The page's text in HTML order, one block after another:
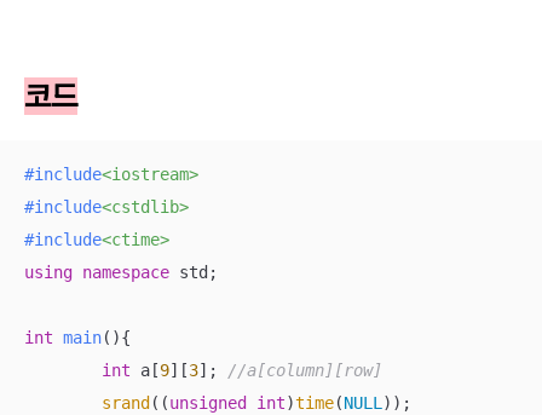
코드
#include<iostream>
#include<cstdlib>
#include<ctime>
using namespace std;
int main(){
int a[9][3]; //a[column][row]
srand ((unsigned int)time(NULL));